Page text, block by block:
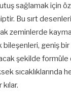
sağlamak için
Bu sırt
zeminlerde kayma
geniş bir
şekilde formüle
sıcaklıklarında